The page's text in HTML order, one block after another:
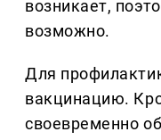
возникает,
возможно.
Для
вакцинацию.
своевременно